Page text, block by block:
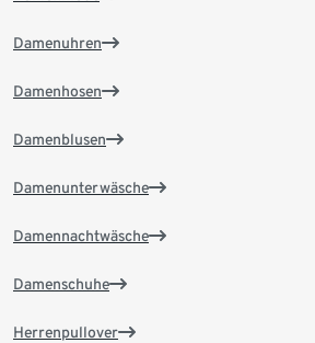
Damenuhren
Damenhosen
Damenblusen
Damenunterwäsche
Damennachtwäsche
Damenschuhe
Herrenpullover